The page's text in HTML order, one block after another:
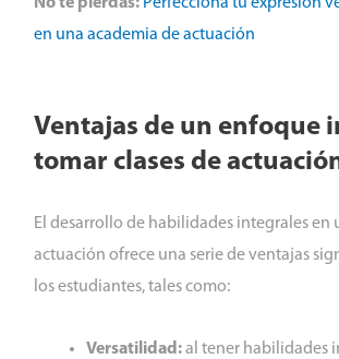
en una academia de actuación
Ventajas de un enfoque
tomar clases de
El desarrollo de habilidades integrales en
actuación ofrece una serie de ventajas
los estudiantes, tales como:
Versatilidad:al tener habilidades